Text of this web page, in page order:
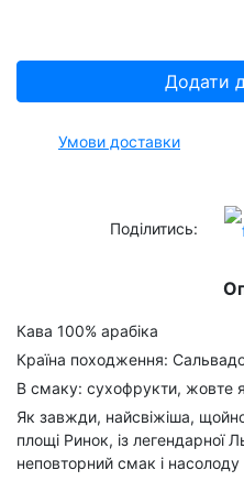
Додати
Умови доставки
Поділитись:
Кава 100% арабіка
Країна походження:
В смаку: сухофрукти, жовте
Як завжди, найсвіжіша,
площі Ринок, із легендарної
неповторний смак і